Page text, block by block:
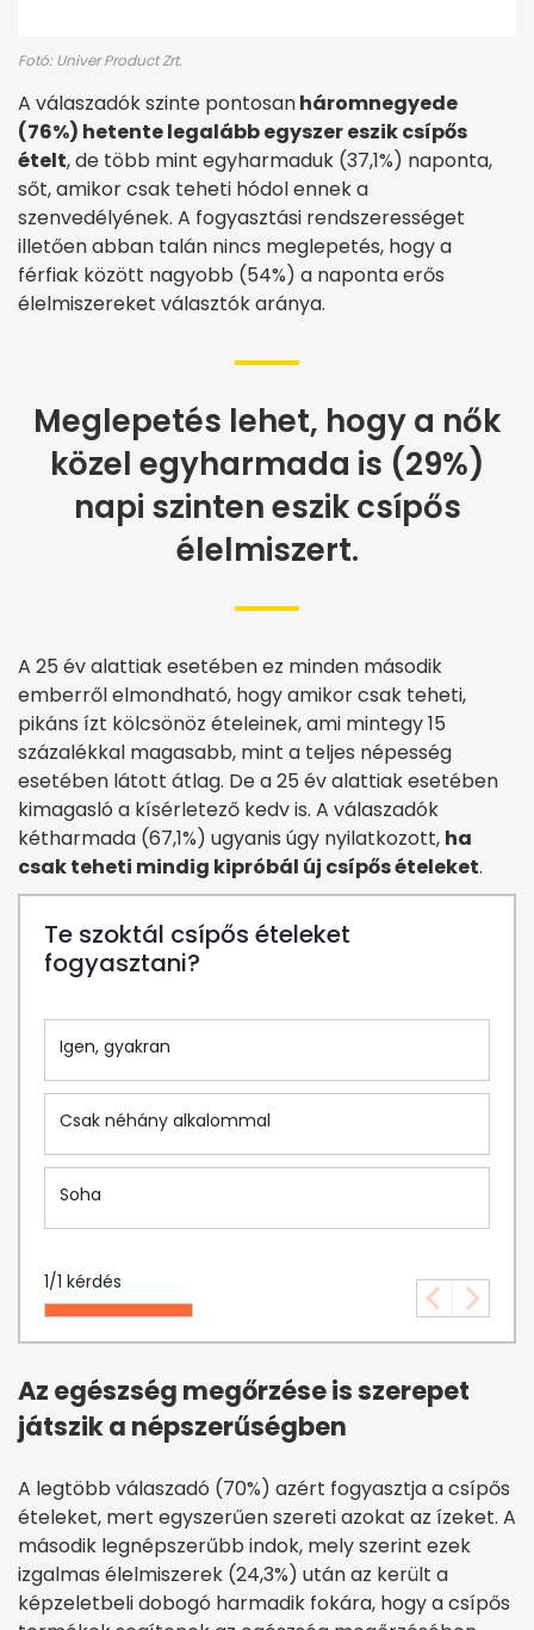
Fotó: Univer Product Zrt.
A válaszadók szinte pontosanháromnegyede
(76%) hetente legalább egyszer eszik csípős
ételt, de több mint egyharmaduk (37,1%) naponta,
sőt, amikor csak teheti hódol ennek a
szenvedélyének. A fogyasztási rendszerességet
illetően abban talán nincs meglepetés, hogy a
férfiak között nagyobb (54%) a naponta erős
élelmiszereket választók aránya.
Meglepetés lehet, hogy a nők
közel egyharmada is (29%)
napi szinten eszik csípős
élelmiszert.
A 25 év alattiak esetében ez minden második
emberről elmondható, hogy amikor csak teheti,
pikáns ízt kölcsönöz ételeinek, ami mintegy 15
százalékkal magasabb, mint a teljes népesség
esetében látott átlag. De a 25 év alattiak esetében
kimagasló a kísérletező kedv is. A válaszadók
kétharmada (67,1%) ugyanis úgy nyilatkozott, ha
csak teheti mindig kipróbál új csípős ételeket.
Te szoktál csípős ételeket
fogyasztani?
Igen, gyakran
Csak néhány alkalommal
Soha
1/1 kérdés
Az egészség megőrzése is szerepet
játszik a népszerűségben
A legtöbb válaszadó (70%) azért fogyasztja a csípős
ételeket, mert egyszerűen szereti azokat az ízeket. A
második legnépszerűbb indok, mely szerint ezek
izgalmas élelmiszerek (24,3%) után az került a
képzeletbeli dobogó harmadik fokára, hogy a csípős